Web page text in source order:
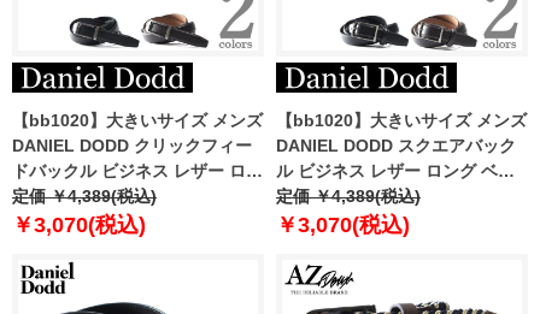
【bb1020】大きいサイズ メンズ
DANIEL DODD クリックフィー
ドバックル ビジネス レザー ロン
グ ベルト ロングサイズ azbl-
239001
定価 ￥4,389(税込)
￥3,070(税込)
【bb1020】大きいサイズ メンズ
DANIEL DODD スクエアバック
ル ビジネス レザー ロング ベル
ト ロングサイズ azbl-239003
定価 ￥4,389(税込)
￥3,070(税込)